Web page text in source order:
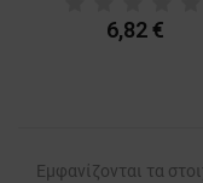
6,82 €
Εμφανίζονται τα